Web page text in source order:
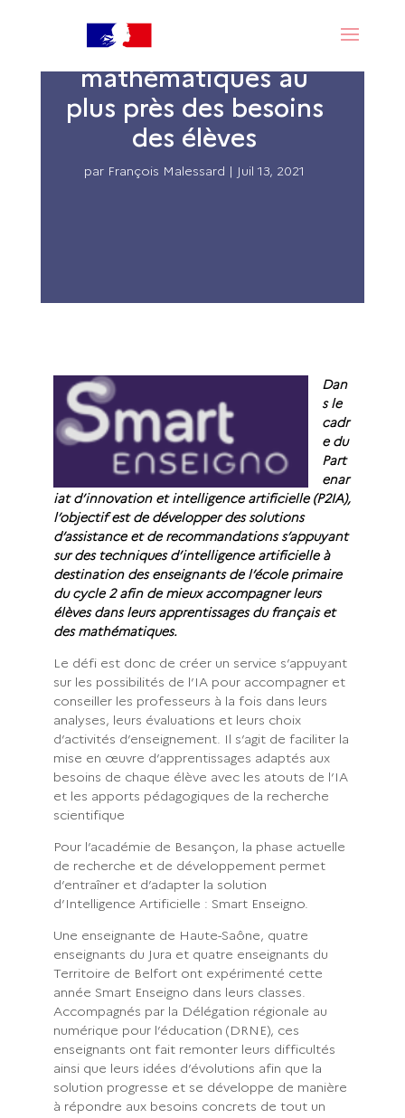
Smart Enseigno,
l’apprentissage des
mathématiques au
plus près des besoins
des élèves
par François Malessard | Juil 13, 2021
Dan
s le
cadr
e du
Part
enar
iat d’innovation et intelligence artificielle (P2IA),
l’objectif est de développer des solutions
d’assistance et de recommandations s’appuyant
sur des techniques d’intelligence artificielle à
destination des enseignants de l’école primaire
du cycle 2 afin de mieux accompagner leurs
élèves dans leurs apprentissages du français et
des mathématiques.
Le défi est donc de créer un service s’appuyant
sur les possibilités de l’IA pour accompagner et
conseiller les professeurs à la fois dans leurs
analyses, leurs évaluations et leurs choix
d’activités d’enseignement. Il s’agit de faciliter la
mise en œuvre d’apprentissages adaptés aux
besoins de chaque élève avec les atouts de l’IA
et les apports pédagogiques de la recherche
scientifique
Pour l’académie de Besançon, la phase actuelle
de recherche et de développement permet
d’entraîner et d’adapter la solution
d’Intelligence Artificielle : Smart Enseigno.
Une enseignante de Haute-Saône, quatre
enseignants du Jura et quatre enseignants du
Territoire de Belfort ont expérimenté cette
année Smart Enseigno dans leurs classes.
Accompagnés par la Délégation régionale au
numérique pour l’éducation (DRNE), ces
enseignants ont fait remonter leurs difficultés
ainsi que leurs idées d’évolutions afin que la
solution progresse et se développe de manière
à répondre aux besoins concrets de tout un